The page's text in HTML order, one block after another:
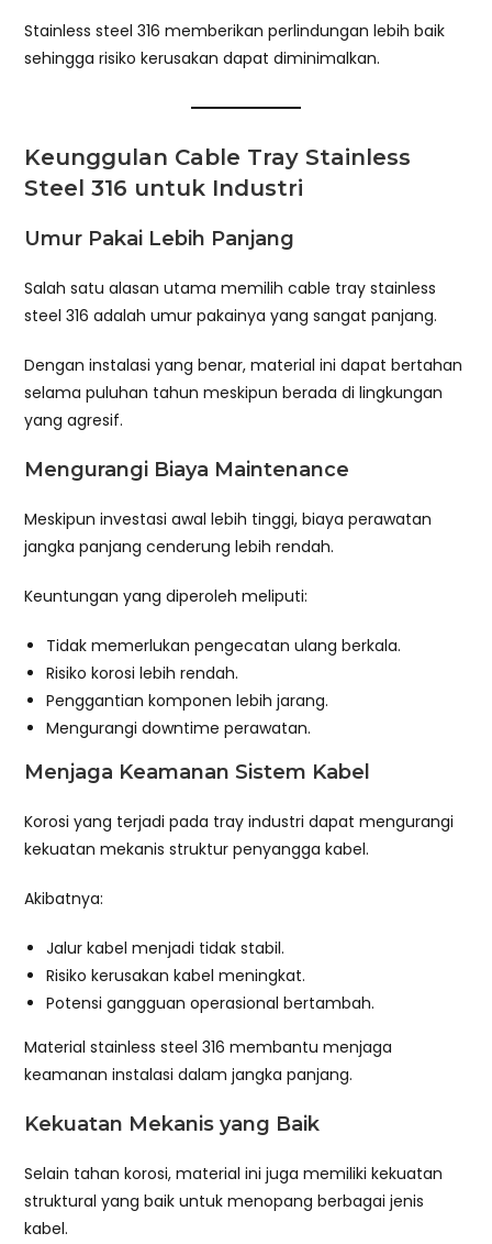
Stainless steel 316 memberikan perlindungan lebih baik
sehingga risiko kerusakan dapat diminimalkan.
Keunggulan Cable Tray Stainless
Steel 316 untuk Industri
Umur Pakai Lebih Panjang
Salah satu alasan utama memilih cable tray stainless
steel 316 adalah umur pakainya yang sangat panjang.
Dengan instalasi yang benar, material ini dapat bertahan
selama puluhan tahun meskipun berada di lingkungan
yang agresif.
Mengurangi Biaya Maintenance
Meskipun investasi awal lebih tinggi, biaya perawatan
jangka panjang cenderung lebih rendah.
Keuntungan yang diperoleh meliputi:
Tidak memerlukan pengecatan ulang berkala.
Risiko korosi lebih rendah.
Penggantian komponen lebih jarang.
Mengurangi downtime perawatan.
Menjaga Keamanan Sistem Kabel
Korosi yang terjadi pada tray industri dapat mengurangi
kekuatan mekanis struktur penyangga kabel.
Akibatnya:
Jalur kabel menjadi tidak stabil.
Risiko kerusakan kabel meningkat.
Potensi gangguan operasional bertambah.
Material stainless steel 316 membantu menjaga
keamanan instalasi dalam jangka panjang.
Kekuatan Mekanis yang Baik
Selain tahan korosi, material ini juga memiliki kekuatan
struktural yang baik untuk menopang berbagai jenis
kabel.